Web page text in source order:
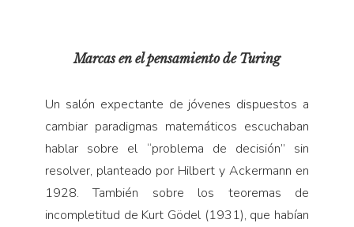
Marcas en el pensamiento de Turing
Un salón expectante de jóvenes dispuestos a
cambiar paradigmas matemáticos escuchaban
hablar sobre el “problema de decisión” sin
resolver, planteado por Hilbert y Ackermann en
1928. También sobre los teoremas de
incompletitud de Kurt Gödel (1931), que habían